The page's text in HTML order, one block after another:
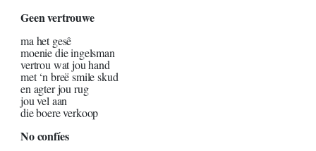
Geen vertrouwe
ma het gesê
moenie die ingelsman
vertrou wat jou hand
met ‘n breë smile skud
en agter jou rug
jou vel aan
die boere verkoop
No confíes